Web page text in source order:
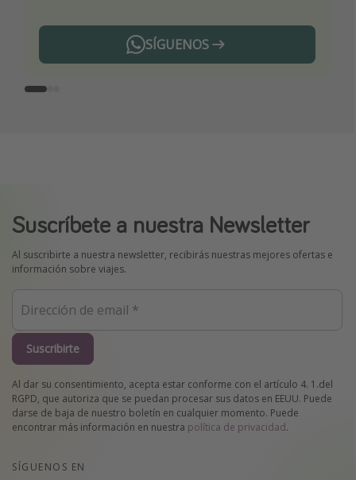
SÍGUENOS
Telegram
Suscríbete a nuestra Newsletter
Al suscribirte a nuestra newsletter, recibirás nuestras mejores ofertas e
información sobre viajes.
Suscribirte
Al dar su consentimiento, acepta estar conforme con el artículo 4. 1.del
RGPD, que autoriza que se puedan procesar sus datos en EEUU. Puede
darse de baja de nuestro boletín en cualquier momento. Puede
encontrar más información en nuestra política de privacidad.
SÍGUENOS EN